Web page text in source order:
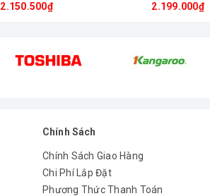
2.150.500₫ 2.199.000₫
Chính Sách
Chính Sách Giao Hàng
Chi Phí Lắp Đặt
Phương Thức Thanh Toán